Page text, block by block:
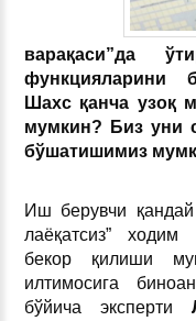
варақаси”да
функцияларини
Шахс қанча узоқ
мумкин? Биз уни
бўшатишимиз
Иш берувчи қандай
лаёқатсиз”
бекор қилиши
илтимосига
бўйича эксперти